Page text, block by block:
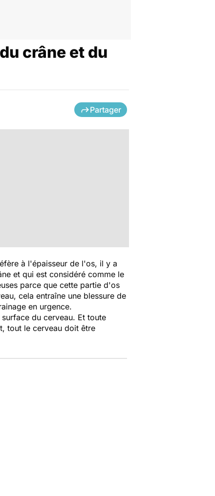
crâne et du
Partager
à l'épaisseur de l'os, il y a
et qui est considéré comme le
parce que cette partie d'os
cela entraîne une blessure de
en urgence.
du cerveau. Et toute
tout le cerveau doit être